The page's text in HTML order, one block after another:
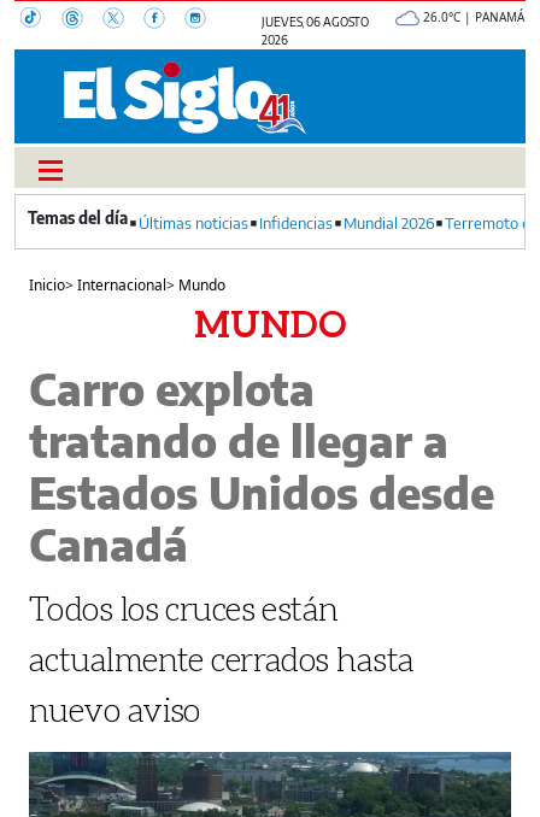
JUEVES, 06 AGOSTO
2026
26.0°C | PANAMÁ
Últimas noticias Infidencias Mundial 2026 Terremoto
Inicio>Internacional> Mundo
MUNDO
Carro explota
tratando de llegar a
Estados Unidos desde
Canadá
Todos los cruces están
actualmente cerrados hasta
nuevo aviso